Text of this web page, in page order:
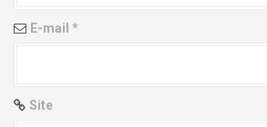
n E-mail *
Site